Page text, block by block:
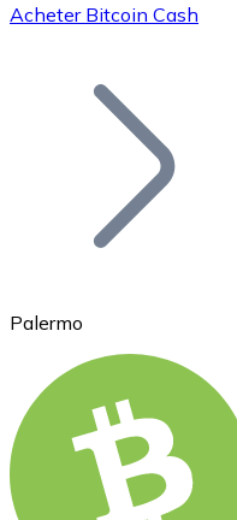
Bitcoin
Ethereum
Acheter Bitcoin Cash
Palermo